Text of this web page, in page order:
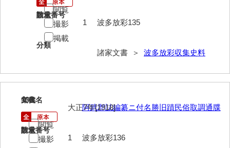
河田家文書
河野家文書（美祢市）
河野英男収集資料
神本正律文書
岸浩文庫
岸村家文書
木津屋家文書
請求番号
波多放彩135
分類
諸家文書 ＞ 波多放彩収集史料
数量
1
閲覧
撮影
掲載
136
文書名
阿武郡誌編纂ニ付名勝旧蹟民俗取調通牒
請求番号
波多放彩136
年代
大正7年[1918]
数量
1
閲覧
撮影